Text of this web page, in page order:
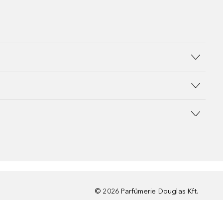
© 2026 Parfümerie Douglas Kft.